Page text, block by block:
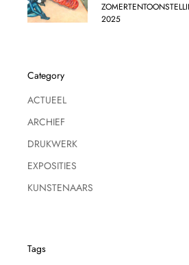
2025
Category
ACTUEEL
ARCHIEF
DRUKWERK
EXPOSITIES
KUNSTENAARS
Tags